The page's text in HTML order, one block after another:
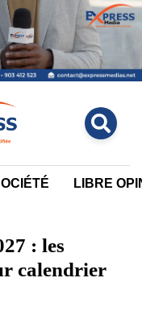
LIBRE
: les
calendrier